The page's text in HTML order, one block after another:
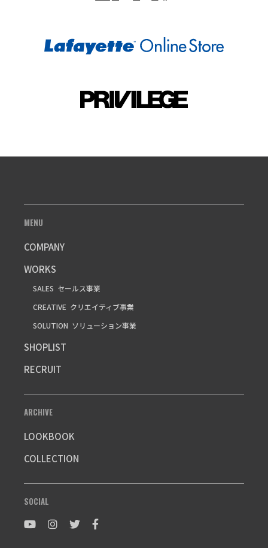
MENU
COMPANY
WORKS
SALES セールス事業
CREATIVE クリエイティブ事業
SOLUTION ソリューション事業
SHOPLIST
RECRUIT
ARCHIVE
LOOKBOOK
COLLECTION
SOCIAL